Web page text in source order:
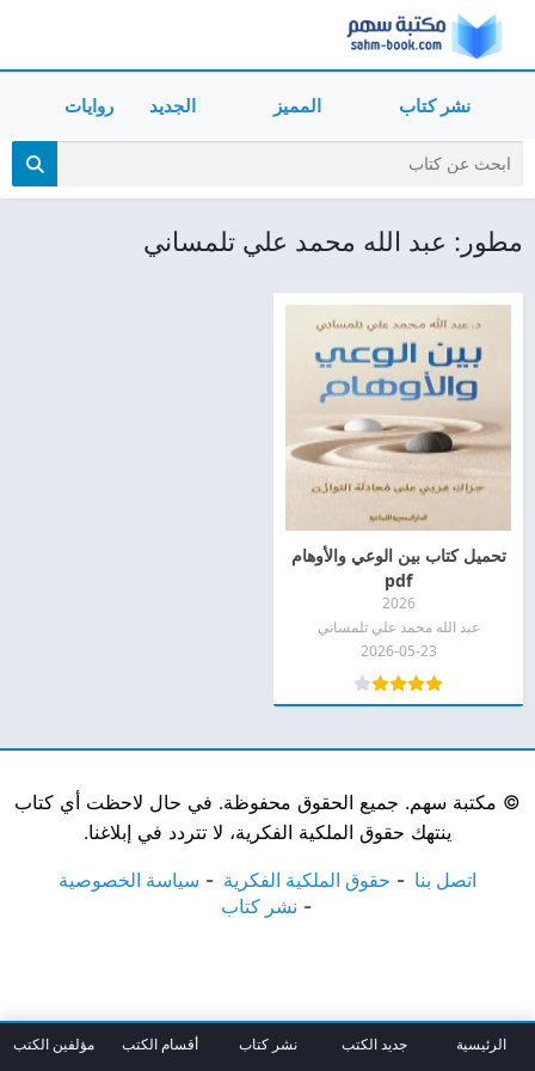
نشر كتاب المميز الجديد روايات
مطور: عبد الله محمد علي تلمساني
تحميل كتاب بين الوعي والأوهام
pdf
2026
عبد الله محمد علي تلمساني
2026-05-23
© مكتبة سهم. جميع الحقوق محفوظة. في حال لاحظت أي كتاب
ينتهك حقوق الملكية الفكرية، لا تتردد في إبلاغنا.
اتصل بنا حقوق الملكية الفكرية
سياسة الخصوصية
نشر كتاب
الرئيسية جديد الكتب نشر كتاب أقسام الكتب مؤلفين الكتب